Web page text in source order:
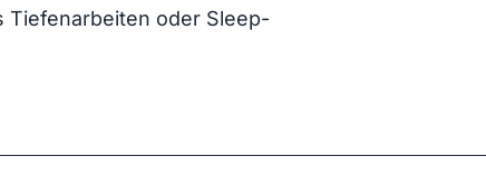
oder Sleep-